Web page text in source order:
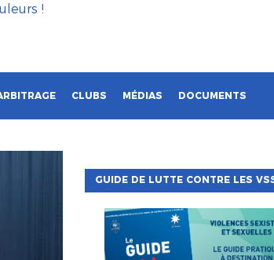
!
CLUBS MÉDIAS DOCUMENTS
GUIDE DE LUTTE CONTRE LES